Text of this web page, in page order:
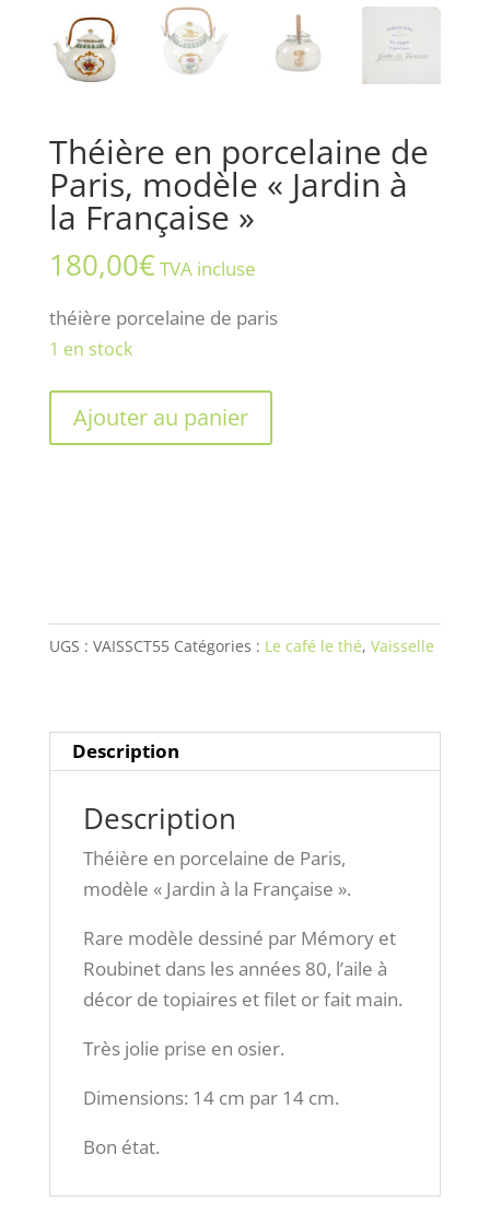
Théière en porcelaine de
Paris, modèle « Jardin à
la Française »
180,00€TVA incluse
théière porcelaine de paris
1 en stock
quantité
modèle
"Jardin
Française"
Ajouter au panier
UGS : VAISSCT55 Catégories : Le café le thé, Vaisselle
Description
Description
Théière en porcelaine de Paris,
modèle « Jardin à la Française ».
Rare modèle dessiné par Mémory et
Roubinet dans les années 80, l’aile à
décor de topiaires et filet or fait main.
Très jolie prise en osier.
Dimensions: 14 cm par 14 cm.
Bon état.